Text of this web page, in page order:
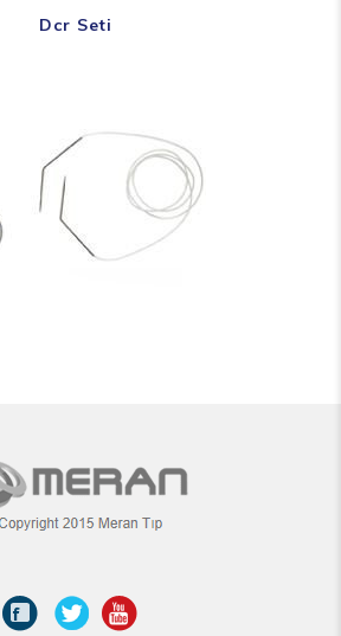
Dcr Seti